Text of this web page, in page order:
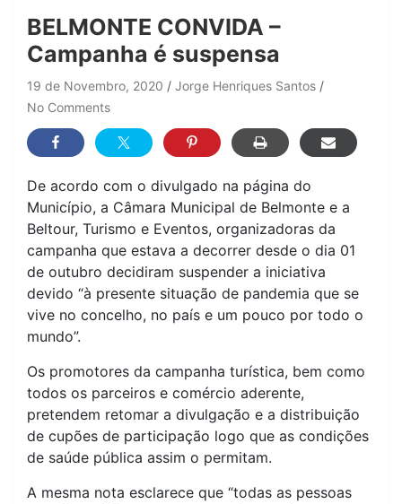
BELMONTE CONVIDA –
Campanha é suspensa
19 de Novembro, 2020
Jorge Henriques Santos
No Comments
De acordo com o divulgado na página do
Município, a Câmara Municipal de Belmonte e a
Beltour, Turismo e Eventos, organizadoras da
campanha que estava a decorrer desde o dia 01
de outubro decidiram suspender a iniciativa
devido “à presente situação de pandemia que se
vive no concelho, no país e um pouco por todo o
mundo”.
Os promotores da campanha turística, bem como
todos os parceiros e comércio aderente,
pretendem retomar a divulgação e a distribuição
de cupões de participação logo que as condições
de saúde pública assim o permitam.
A mesma nota esclarece que “todas as pessoas